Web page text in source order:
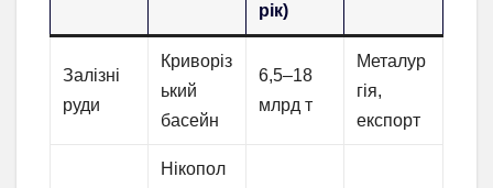
рік)
Залізні
руди
Криворіз
ький
басейн
6,5–18
млрд т
Металур
гія,
експорт
Нікопол